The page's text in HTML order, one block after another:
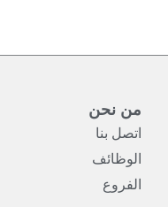
من نحن
اتصل بنا
الوظائف
الفروع